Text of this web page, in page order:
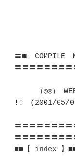
〓■□ COMPILE
〓〓〓〓〓〓〓〓
（◎◎）
!!　(2001/05/
〓〓〓〓〓〓〓
〓〓〓〓〓〓〓〓
■■【 index 】